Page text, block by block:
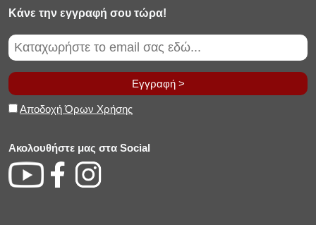
Κάνε την εγγραφή σου τώρα!
Εγγραφή >
Αποδοχή Όρων Χρήσης
Ακολουθήστε μας στα Social